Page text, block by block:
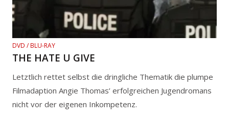
DVD / BLU-RAY
THE HATE U GIVE
Letztlich rettet selbst die dringliche Thematik die plumpe
Filmadaption Angie Thomas’ erfolgreichen Jugendromans
nicht vor der eigenen Inkompetenz.